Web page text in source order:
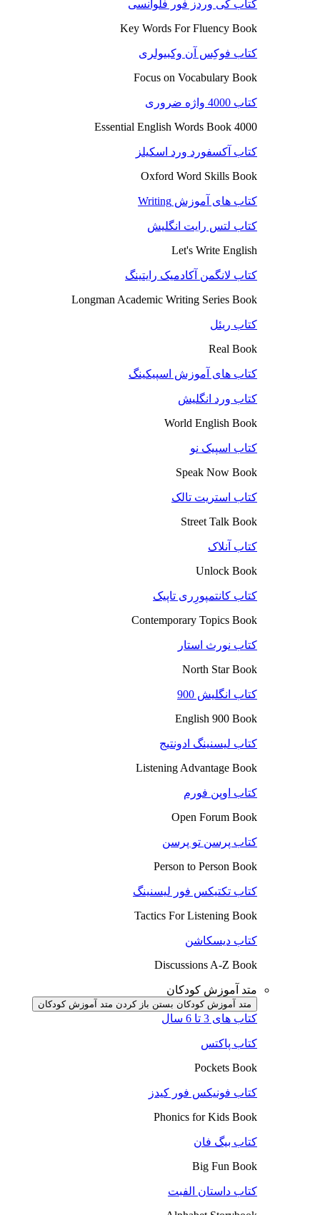
کتاب کی وردز فور فلوانسی
Key Words For Fluency Book
کتاب فوکِس آن وکبیولری
Focus on Vocabulary Book
کتاب 4000 واژه ضروری
4000 Essential English Words Book
کتاب آکسفورد ورد اسکیلز
Oxford Word Skills Book
کتاب های آموزش Writing
کتاب لتس رایت انگلیش
Let's Write English
کتاب لانگمن آکادمیک رایتینگ
Longman Academic Writing Series Book
کتاب ریئل
Real Book
کتاب های آموزش اسپیکینگ
کتاب ورد انگلیش
World English Book
کتاب اسپیک نو
Speak Now Book
کتاب استریت تالک
Street Talk Book
کتاب آنلاک
Unlock Book
کتاب کانتمپورِری تاپیک
Contemporary Topics Book
کتاب نورث استار
North Star Book
کتاب انگلیش 900
English 900 Book
کتاب لیسنینگ ادونتیج
Listening Advantage Book
کتاب اوپن فورم
Open Forum Book
کتاب پرسن تو پرسن
Person to Person Book
کتاب تکتیکس فور لیسنینگ
Tactics For Listening Book
کتاب دیسکاشن
Discussions A-Z Book
متد آموزش کودکان
متد آموزش کودکان بستن باز کردن متد آموزش کودکان
کتاب های 3 تا 6 سال
کتاب پاکتس
Pockets Book
کتاب فونیکس فور کیدز
Phonics for Kids Book
کتاب بیگ فان
Big Fun Book
کتاب داستان الفبت